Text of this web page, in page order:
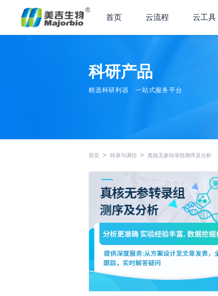
首页 云流程 云工具
科研产品
精选科研利器 一站式服务平台
首页 > 转录与调控 > 真核无参转录组测序及分析